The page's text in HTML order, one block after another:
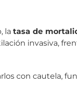
la tasa de
invasiva,
con cautela,